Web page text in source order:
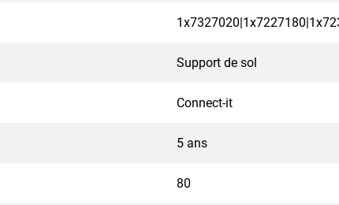
Support de sol
Connect-it
5 ans
80